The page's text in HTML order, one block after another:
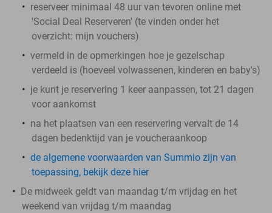
reserveer minimaal 48 uur van tevoren online met
'Social Deal Reserveren' (te vinden onder het
overzicht: mijn vouchers)
vermeld in de opmerkingen hoe je gezelschap
verdeeld is (hoeveel volwassenen, kinderen en baby's)
je kunt je reservering 1 keer aanpassen, tot 21 dagen
voor aankomst
na het plaatsen van een reservering vervalt de 14
dagen bedenktijd van je voucheraankoop
de algemene voorwaarden van Summio zijn van
toepassing, bekijk deze hier
De midweek geldt van maandag t/m vrijdag en het
weekend van vrijdag t/m maandag